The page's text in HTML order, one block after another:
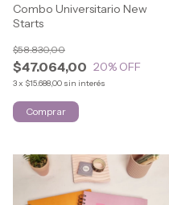
Combo Universitario New
Starts
$47.064,00
$58.830,00
20% OFF
3x $15.688,00 sin interés
Comprar